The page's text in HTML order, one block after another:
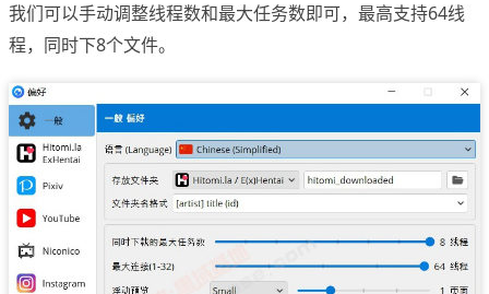
我们可以手动调整线程数和最大任务数即可，最高支持64线
程，同时下8个文件。